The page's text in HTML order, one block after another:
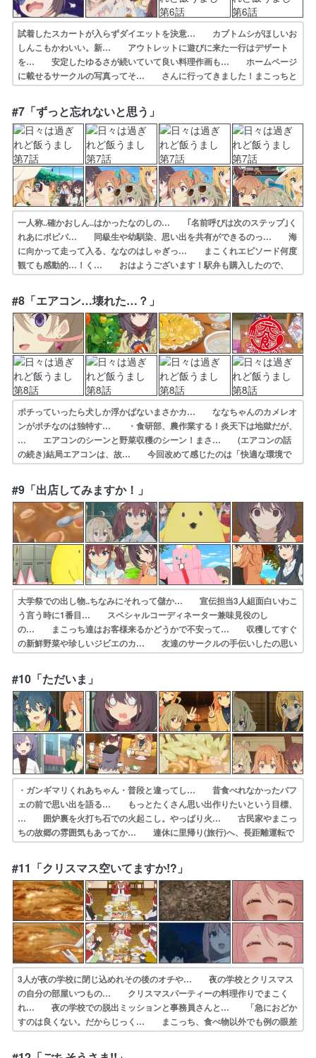
試着したスカートが入らずダイエットを決意… カブトムシがほしいお
しんこもかわいい。新… アウトレットに遊びに来た一行はデザート
を… 安定したゆるさが続いていて良い料理作画も… ホームページ
に載せるサークルの写真ってそ… さんに行ってきました！まこっちと
は違うグ… Grillさんに行ってきた。まこっちが食… まぁ、あれだ
け食べてれば…でも一生に一度… 何と言うか｢解像度｣が高い回でした
ね…！… ・まこのダイエット大作戦！地道な姿だけで…
#7「ずっと忘れないと思う」
一人称..確かおしん..はかったなのしの… ｢名前呼びは次のステップ｣く
れあにポピパ… 同級生や幼馴染、思い出を共有ができるのっ… 海
に向かって走って入る、ななのはしゃぎっ… まこくれエピソード何度
観ても感動的…！く… おはようございます！駅弁も購入したので、
… めちゃくちゃ良い回でした…。皆でバンガロ… 思い出話がない
というくれあの"ちょっとの… ひびめしのコミカライズ買いに未来屋
書店ま… 初合宿で海にバンガローに楽しむ5人が光り…
#8「エアコン…壊れた…？」
ポチっていったら犬しか浮かばないまさかカ… ななちゃんのカメレオ
ンがポチなのは独特す… ・食研部、農作業する！炎天下は地獄だが、
… エアコンのシーンと野菜収穫のシーン！まさ… (エアコンの話
の続き)結局エアコンは、故… 今回改めて感じたのは「快適な環境で
普段生… 冒頭がポチの話で意表を突かれた。この話数… ななちゃ
んのペット話めちゃ笑いました！お… 今回のPA飯は「夏野菜チーズ
フリットと納… 今週の星ななさんのコーナー！！！相変わら…
#9「出店してみますか！」
大学祭での出し物..ちなみにそれって儲か… 宣伝担当3人組面白いわこ
う言う時に1番目… スペシャルコーディネーター兼味見役のし
の… まこっち達はお客様来るかどうかで不安って… 収穫してすぐ
の新鮮野菜や珍しいジビエのカ… 友達のサークルの手伝いしたの思い
出しちゃ… 個人的に大学祭って4年間まともに参加して… 被り物
をすると人と話せるななも面白かった… 引き続き漫画も練習してみ
る。ひびめしはみ… 「今週の星ななさん」のコーナー！！！相変…
#10「ただいま」
・ガンギマリくれあちゃん・普段と違ってし… 昔食べれなかったパフ
ェの前で思い出を語る… もっとたくさん思い出作りたいという目標、
… 囲炉裏を火打ち石での火起こし。やっぱり火… 古民家やまこっ
ちの故郷の雰囲気もあってか… 連休に里帰り(旅行)へ、長距離運転で
ガン… 今回のPA飯は「鶏肉ときのこの白だし鍋」… くれあちゃ
ん写輪眼開眼一歩手前になってた… みんなでまた旅行行こうとしたけ
どまこが里… ・食研部はまことしのんの故郷へ和民家の街…
#11「クリスマス空いてますか!?」
3人が夜の学校に閉じ込めれその後のオチや… 夜の学校とクリスマス
の自分の部屋いつもの… クリスマスパーティーの料理作りでまこく
れ… 夜の学校での脱出ミッションと事務員さんと… 「急におどか
すのは良くない。だからじっく… まこっち、食べ物以外でも例の眼差
しになる… 前半の構成と演出が良い。番外編のようだと… 校内を
徘徊するフード女怖い〜まあでも正体… 最大級にひでぇ飯テロだ プ